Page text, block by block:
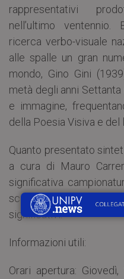
rappresentativi
nell’ultimo
ricerca verbo-visuale
alle spalle un gran
mondo, Gino Gini
metà degli anni
e immagine,
della Poesia Visiva e del
Quanto presentato
a cura di Mauro
significativa
scandita in una
significativi.
Informazioni utili:
Orari apertura: